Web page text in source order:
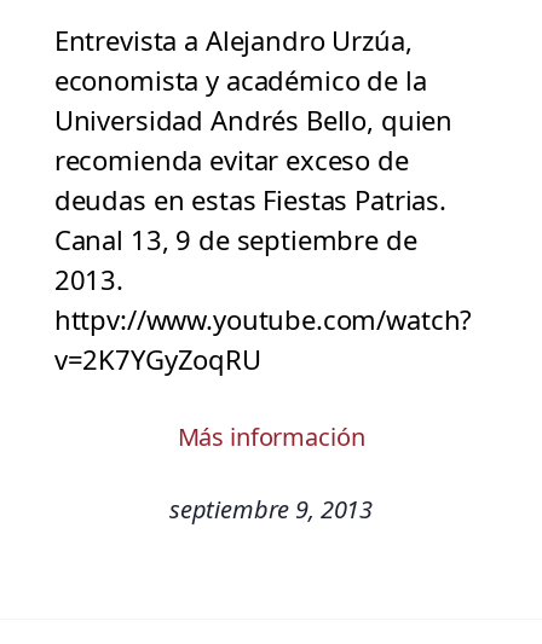
Entrevista a Alejandro Urzúa,
economista y académico de la
Universidad Andrés Bello, quien
recomienda evitar exceso de
deudas en estas Fiestas Patrias.
Canal 13, 9 de septiembre de
2013.
httpv://www.youtube.com/watch?
v=2K7YGyZoqRU
Más información
septiembre 9, 2013